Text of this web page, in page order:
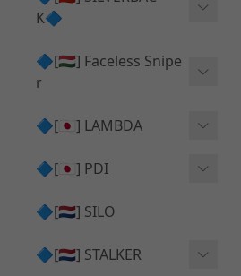
Tokyo Marui
PROWIN
MAXX
SILVERBACK SRS
KWA⧸KSC系列
K🔷
SRS ⧸ HTI 🟦 主體 ⧸ 彈匣
✅ 碳纖管 ⧸ 彈簧
TAC-41 👁️‍🗨️ 外觀 ⧸ 色彩
MDR-X 🟦 主體 ⧸ 彈匣
✅ 通用 ⧸ 精品
🔷[🇭🇺] Faceless Snipe
r
Mk23 ⧸ SSX23
SRS ⧸ HTI ⧸ TAC-41
🔷[🇯🇵] LAMBDA
Lambda 05 GBB 精密內管
Lambda 03 AEG 精密內管
🔷[🇯🇵] PDI
01 精密內管
05 精密內管
🔷[🇳🇱] SILO
🔷[🇳🇱] STALKER